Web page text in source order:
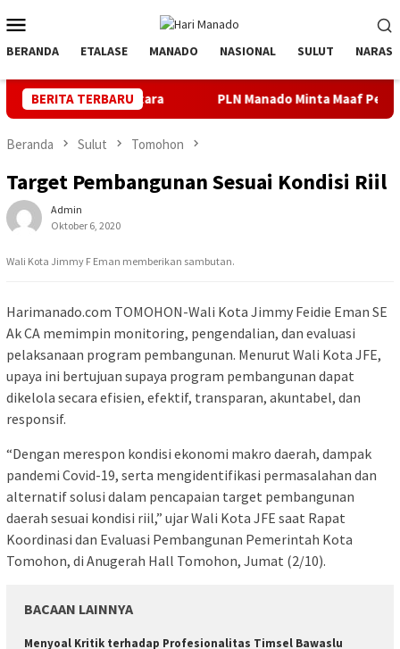
ke
kontenMobile
BERANDA ETALASE MANADO NASIONAL SULUT NARASI
BERITA TERBARU
Utara PLN Manado Minta Maaf Pemadaman Bergilir
Beranda Sulut Tomohon
Target Pembangunan Sesuai Kondisi Riil
Admin
Oktober 6, 2020
Wali Kota Jimmy F Eman memberikan sambutan.
Harimanado.com TOMOHON-Wali Kota Jimmy Feidie Eman SE
Ak CA memimpin monitoring, pengendalian, dan evaluasi
pelaksanaan program pembangunan. Menurut Wali Kota JFE,
upaya ini bertujuan supaya program pembangunan dapat
dikelola secara efisien, efektif, transparan, akuntabel, dan
responsif.
“Dengan merespon kondisi ekonomi makro daerah, dampak
pandemi Covid-19, serta mengidentifikasi permasalahan dan
alternatif solusi dalam pencapaian target pembangunan
daerah sesuai kondisi riil,” ujar Wali Kota JFE saat Rapat
Koordinasi dan Evaluasi Pembangunan Pemerintah Kota
Tomohon, di Anugerah Hall Tomohon, Jumat (2/10).
BACAAN LAINNYA
Menyoal Kritik terhadap Profesionalitas Timsel Bawaslu